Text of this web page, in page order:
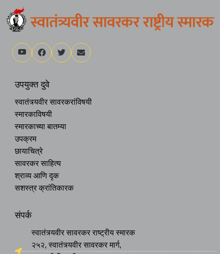
उपयुक्त दुवे
स्वातंत्र्यवीर सावरकरांविषयी
स्मारकाविषयी
स्मारकाच्या बातम्या
उपक्रम
छायाचित्रे
सावरकर साहित्य
श्राव्य आणि दृक
सशस्त्र क्रांतिकारक
संपर्क
स्वातंत्र्यवीर सावरकर राष्ट्रीय स्मारक
२५२, स्वातंत्र्यवीर सावरकर मार्ग,